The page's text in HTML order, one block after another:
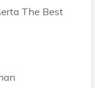
The Best